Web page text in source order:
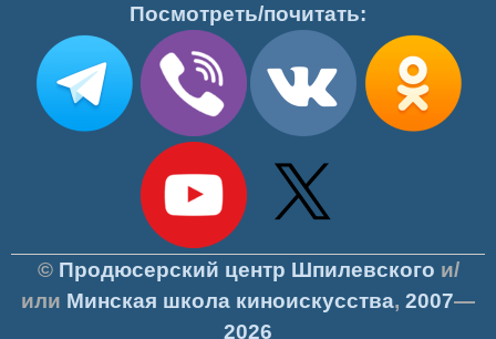
Посмотреть/почитать:
© Продюсерский центр Шпилевского и/
или Минская школа киноискусства, 2007—
2026